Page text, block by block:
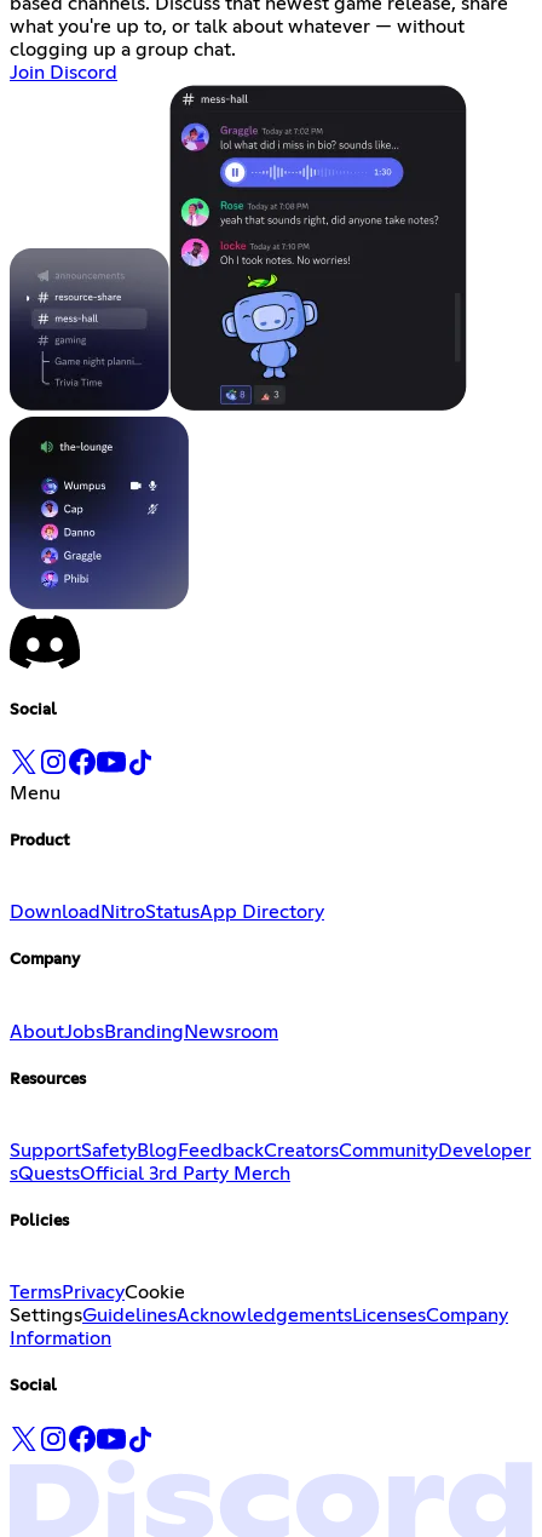
what you're up to, or talk about whatever — without
clogging up a group chat.
Join Discord
Social
Menu
Product
Download NitroStatusApp Directory
Company
AboutJobsBranding Newsroom
Resources
SupportSafetyBlog FeedbackCreatorsCommunityDeveloper
sQuestsOfficial 3rd Party Merch
Policies
TermsPrivacyCookie
SettingsGuidelinesAcknowledgementsLicensesCompany
Information
Social